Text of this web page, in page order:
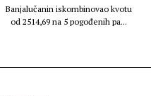
Banjalučanin iskombinovao kvotu
od 2514,69 na 5 pogođenih pa...